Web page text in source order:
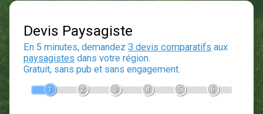
Devis Paysagiste
En 5 minutes, demandez3 devis comparatifs